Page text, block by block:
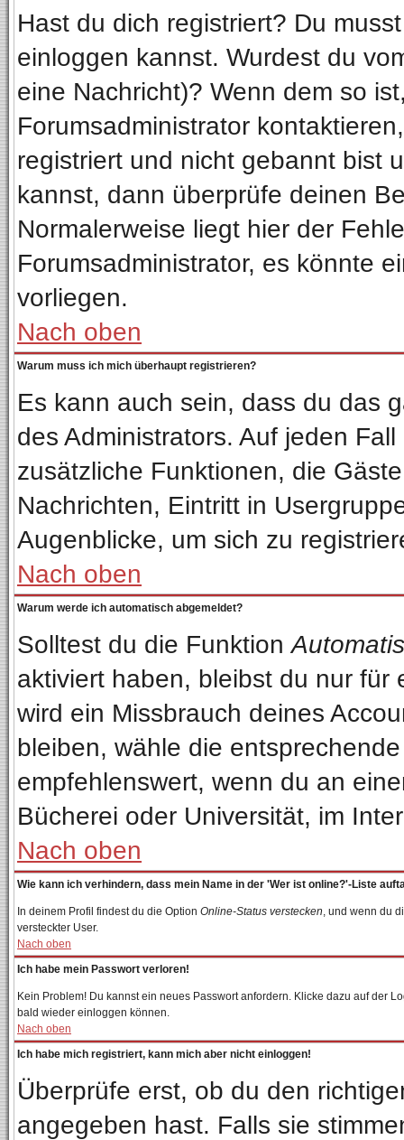
Hast du dich registriert? Du
einloggen kannst. Wurdest du
eine Nachricht)? Wenn dem so
Forumsadministrator
registriert und nicht gebannt bist
kannst, dann überprüfe deinen
Normalerweise liegt hier der
Forumsadministrator, es könnte
vorliegen.
Nach oben
Warum muss ich mich überhaupt registrieren?
Es kann auch sein, dass du das
des Administrators. Auf jeden
zusätzliche Funktionen, die
Nachrichten, Eintritt in
Augenblicke, um sich zu
Nach oben
Warum werde ich automatisch abgemeldet?
Solltest du die Funktion
aktiviert haben, bleibst du nur
wird ein Missbrauch deines
bleiben, wähle die
empfehlenswert, wenn du an
Bücherei oder Universität, im
Nach oben
Wie kann ich verhindern, dass mein Name in der 'Wer ist online?'-Liste
In deinem Profil findest du die Option Online-Status verstecken, und wenn du
versteckter User.
Nach oben
Ich habe mein Passwort verloren!
Kein Problem! Du kannst ein neues Passwort anfordern. Klicke dazu auf der
bald wieder einloggen können.
Nach oben
Ich habe mich registriert, kann mich aber nicht einloggen!
Überprüfe erst, ob du den
angegeben hast. Falls sie